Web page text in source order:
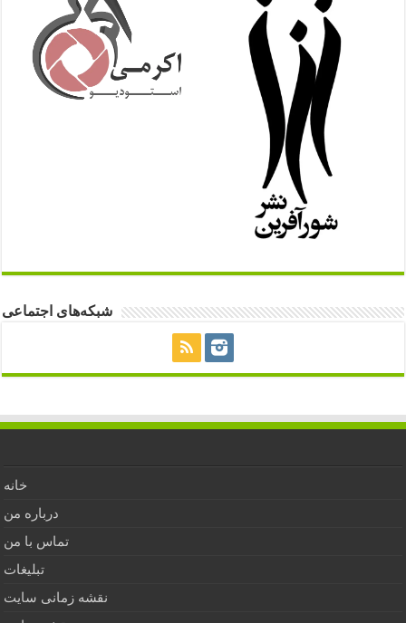
شبکه‌های اجتماعی
خانه
درباره من
تماس با من
تبلیغات
نقشه زمانی سایت